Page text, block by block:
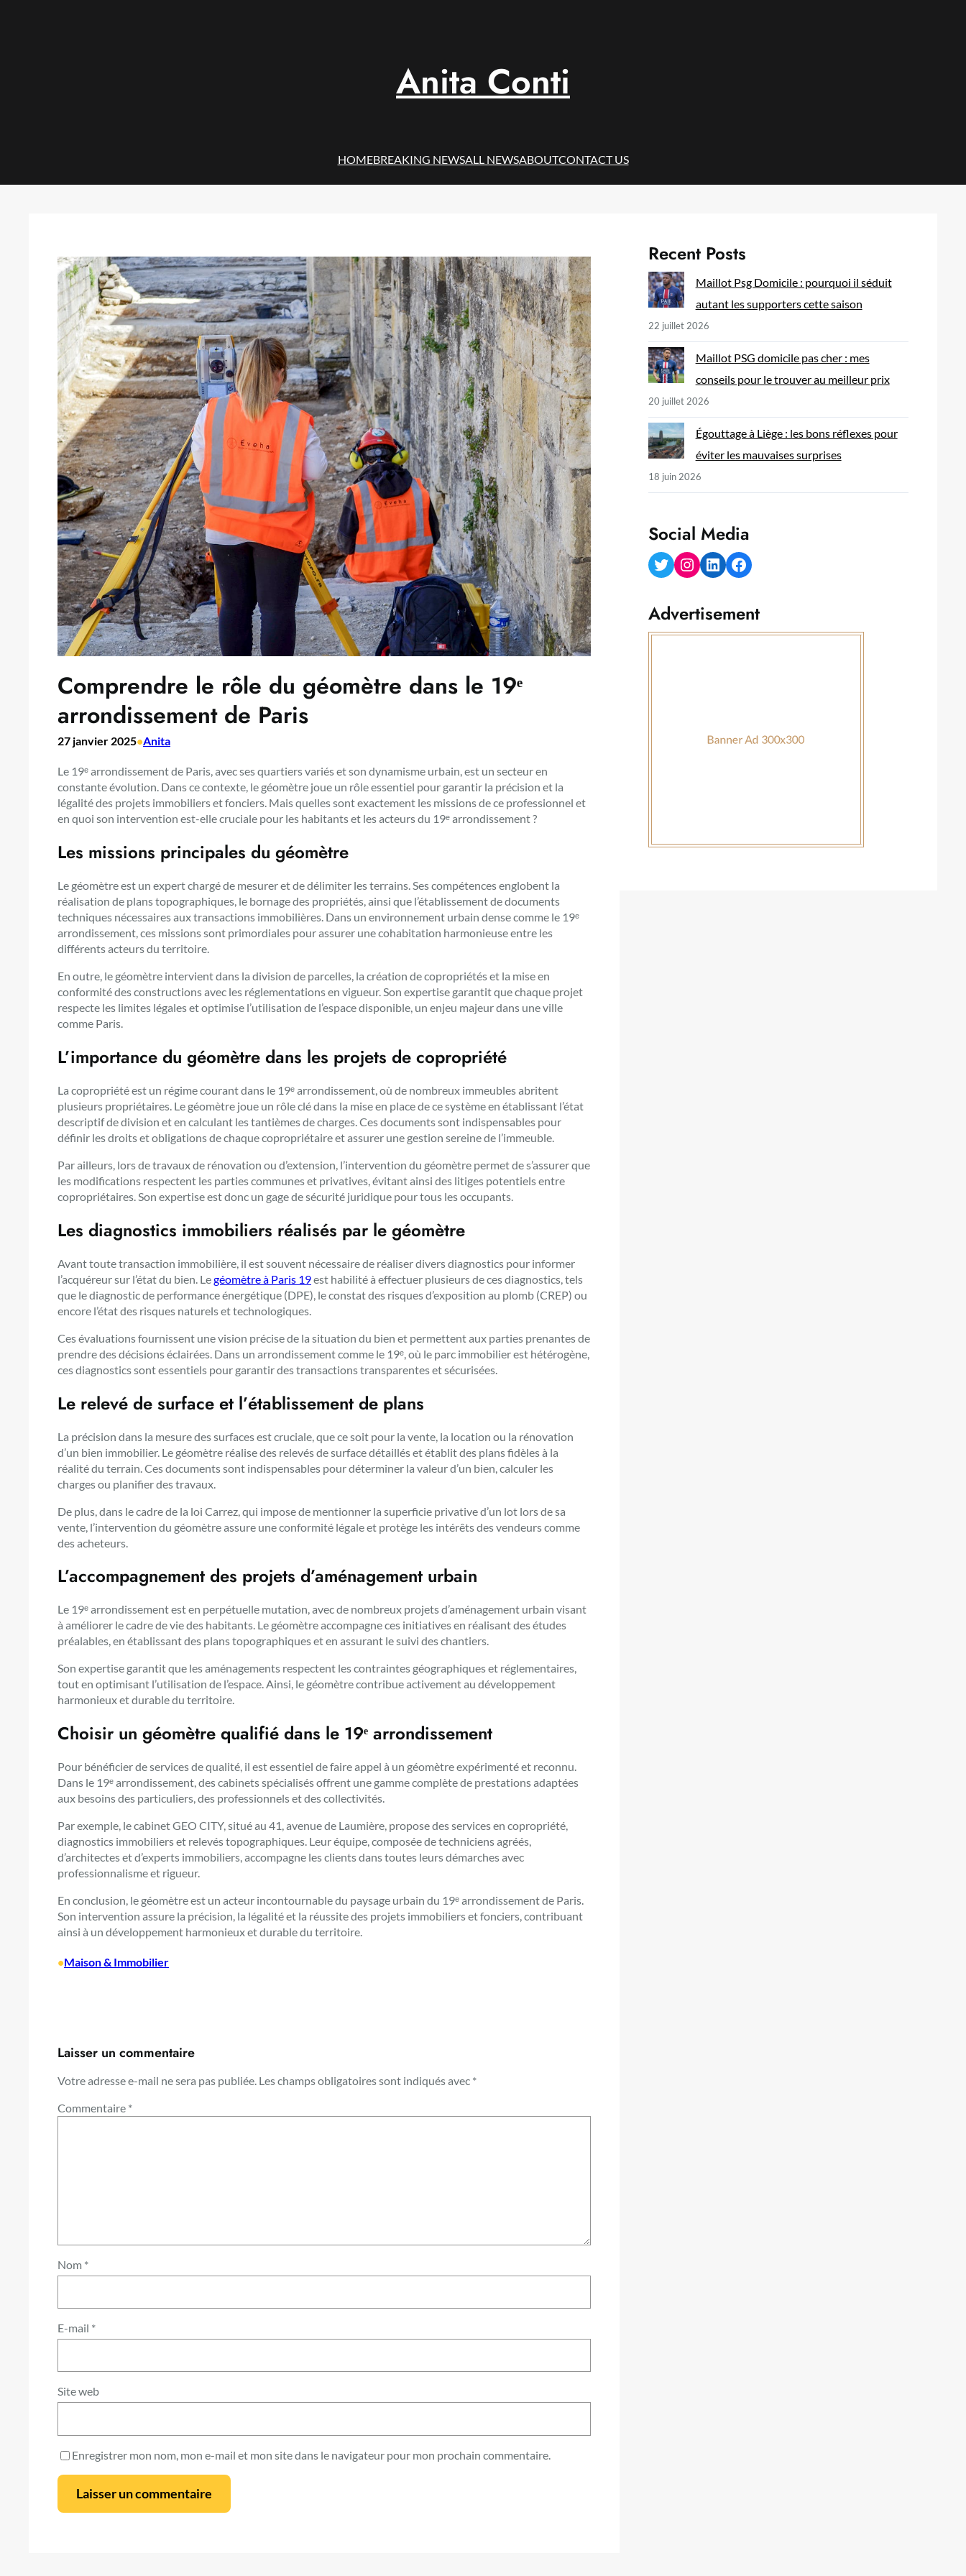
Anita Conti
HOMEBREAKING NEWSALL NEWSABOUTCONTACT US
Comprendre le rôle du géomètre dans le 19ᵉ
arrondissement de Paris
27 janvier 2025•Anita
Le 19ᵉ arrondissement de Paris, avec ses quartiers variés et son dynamisme urbain, est un secteur en
constante évolution. Dans ce contexte, le géomètre joue un rôle essentiel pour garantir la précision et la
légalité des projets immobiliers et fonciers. Mais quelles sont exactement les missions de ce professionnel et
en quoi son intervention est-elle cruciale pour les habitants et les acteurs du 19ᵉ arrondissement ?
Les missions principales du géomètre
Le géomètre est un expert chargé de mesurer et de délimiter les terrains. Ses compétences englobent la
réalisation de plans topographiques, le bornage des propriétés, ainsi que l’établissement de documents
techniques nécessaires aux transactions immobilières. Dans un environnement urbain dense comme le 19ᵉ
arrondissement, ces missions sont primordiales pour assurer une cohabitation harmonieuse entre les
différents acteurs du territoire.
En outre, le géomètre intervient dans la division de parcelles, la création de copropriétés et la mise en
conformité des constructions avec les réglementations en vigueur. Son expertise garantit que chaque projet
respecte les limites légales et optimise l’utilisation de l’espace disponible, un enjeu majeur dans une ville
comme Paris.
L’importance du géomètre dans les projets de copropriété
La copropriété est un régime courant dans le 19ᵉ arrondissement, où de nombreux immeubles abritent
plusieurs propriétaires. Le géomètre joue un rôle clé dans la mise en place de ce système en établissant l’état
descriptif de division et en calculant les tantièmes de charges. Ces documents sont indispensables pour
définir les droits et obligations de chaque copropriétaire et assurer une gestion sereine de l’immeuble.
Par ailleurs, lors de travaux de rénovation ou d’extension, l’intervention du géomètre permet de s’assurer que
les modifications respectent les parties communes et privatives, évitant ainsi des litiges potentiels entre
copropriétaires. Son expertise est donc un gage de sécurité juridique pour tous les occupants.
Les diagnostics immobiliers réalisés par le géomètre
Avant toute transaction immobilière, il est souvent nécessaire de réaliser divers diagnostics pour informer
l’acquéreur sur l’état du bien. Legéomètre à Paris 19est habilité à effectuer plusieurs de ces diagnostics, tels
que le diagnostic de performance énergétique (DPE), le constat des risques d’exposition au plomb (CREP) ou
encore l’état des risques naturels et technologiques.
Ces évaluations fournissent une vision précise de la situation du bien et permettent aux parties prenantes de
prendre des décisions éclairées. Dans un arrondissement comme le 19ᵉ, où le parc immobilier est hétérogène,
ces diagnostics sont essentiels pour garantir des transactions transparentes et sécurisées.
Le relevé de surface et l’établissement de plans
La précision dans la mesure des surfaces est cruciale, que ce soit pour la vente, la location ou la rénovation
d’un bien immobilier. Le géomètre réalise des relevés de surface détaillés et établit des plans fidèles à la
réalité du terrain. Ces documents sont indispensables pour déterminer la valeur d’un bien, calculer les
charges ou planifier des travaux.
De plus, dans le cadre de la loi Carrez, qui impose de mentionner la superficie privative d’un lot lors de sa
vente, l’intervention du géomètre assure une conformité légale et protège les intérêts des vendeurs comme
des acheteurs.
L’accompagnement des projets d’aménagement urbain
Le 19ᵉ arrondissement est en perpétuelle mutation, avec de nombreux projets d’aménagement urbain visant
à améliorer le cadre de vie des habitants. Le géomètre accompagne ces initiatives en réalisant des études
préalables, en établissant des plans topographiques et en assurant le suivi des chantiers.
Son expertise garantit que les aménagements respectent les contraintes géographiques et réglementaires,
tout en optimisant l’utilisation de l’espace. Ainsi, le géomètre contribue activement au développement
harmonieux et durable du territoire.
Choisir un géomètre qualifié dans le 19ᵉ arrondissement
Pour bénéficier de services de qualité, il est essentiel de faire appel à un géomètre expérimenté et reconnu.
Dans le 19ᵉ arrondissement, des cabinets spécialisés offrent une gamme complète de prestations adaptées
aux besoins des particuliers, des professionnels et des collectivités.
Par exemple, le cabinet GEO CITY, situé au 41, avenue de Laumière, propose des services en copropriété,
diagnostics immobiliers et relevés topographiques. Leur équipe, composée de techniciens agréés,
d’architectes et d’experts immobiliers, accompagne les clients dans toutes leurs démarches avec
professionnalisme et rigueur.
En conclusion, le géomètre est un acteur incontournable du paysage urbain du 19ᵉ arrondissement de Paris.
Son intervention assure la précision, la légalité et la réussite des projets immobiliers et fonciers, contribuant
ainsi à un développement harmonieux et durable du territoire.
•Maison & Immobilier
Laisser un commentaire
Votre adresse e-mail ne sera pas publiée. Les champs obligatoires sont indiqués avec *
Commentaire *
Nom *
E-mail *
Site web
Enregistrer mon nom, mon e-mail et mon site dans le navigateur pour mon prochain commentaire.
Recent Posts
Maillot Psg Domicile : pourquoi il séduit
autant les supporters cette saison
22 juillet 2026
Maillot PSG domicile pas cher : mes
conseils pour le trouver au meilleur prix
20 juillet 2026
Égouttage à Liège : les bons réflexes pour
éviter les mauvaises surprises
18 juin 2026
Social Media
Twitter Instagram LinkedIn Facebook
Advertisement